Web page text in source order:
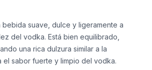
bebida suave, dulce y ligeramente a
del vodka. Está bien equilibrado,
una rica dulzura similar a la
el sabor fuerte y limpio del vodka.